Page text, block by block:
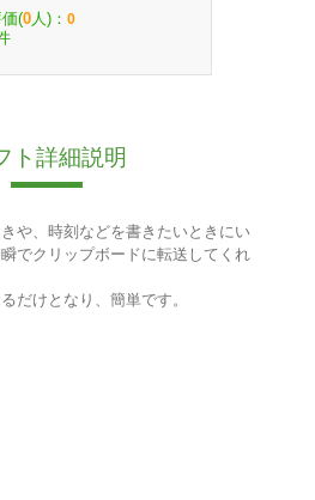
(0 人)： 0
ト詳細説明
や、時刻などを書きたいときにい
でクリップボードに転送してくれ
だけとなり、簡単です。